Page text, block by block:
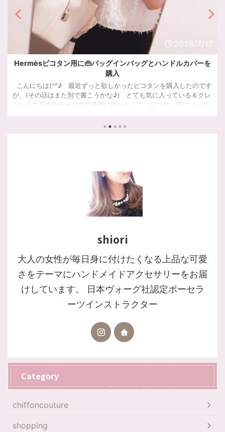
2026/7/17
Hermèsピコタン用に👜バッグインバッグとハンドルカバーを
購入
こんにちは(^^♪ 最近ずっと欲しかったピコタンを購入したのです
が、(その話はまた別で書こうかな♪) とても気に入っている＆クレ
という白系のカラーなので綺麗に使いたくて ピコタン用にバッグ
グインバッグ✨ ピコタンにぴったりサイズで作られたバッグイン
shiori
大人の女性が毎日身に付けたくなる上品な可愛
さをテーマにハンドメイドアクセサリーをお届
けしています。 日本ヴォーグ社認定ポーセラ
ーツインストラクター
Category
chiffoncouture
shopping